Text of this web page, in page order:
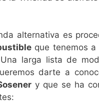
alternativa es
que tenemos
larga lista de
darte a
y que se ha